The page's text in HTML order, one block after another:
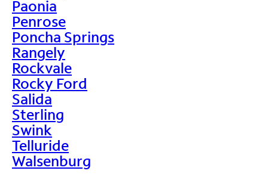
Paonia
Penrose
Poncha Springs
Rangely
Rockvale
Rocky Ford
Salida
Sterling
Swink
Telluride
Walsenburg